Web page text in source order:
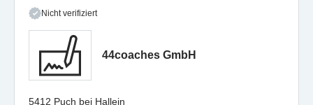
Nicht verifiziert
44coaches GmbH
5412 Puch bei Hallein